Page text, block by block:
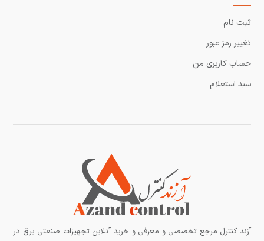
ثبت نام
تغییر رمز عبور
حساب کاربری من
سبد استعلام
آزند کنترل مرجع تخصصی و معرفی و خرید آنلاین تجهیزات صنعتی برق در